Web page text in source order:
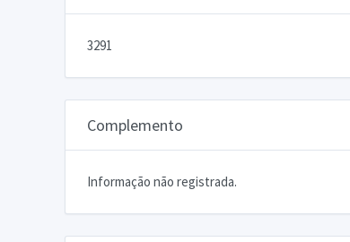
3291
Complemento
Informação não registrada.